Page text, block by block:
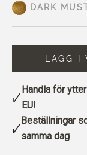
DARK
LÄGG I
Handla för
EU!
Beställningar
samma dag